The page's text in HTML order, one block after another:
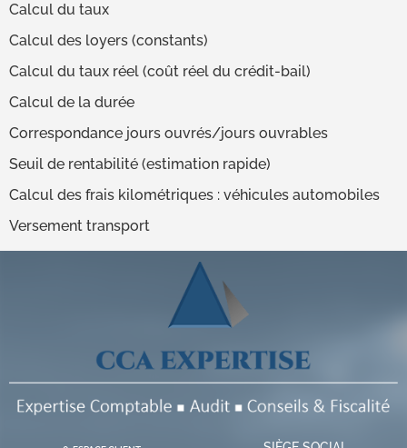
Calcul du taux
Calcul des loyers (constants)
Calcul du taux réel (coût réel du crédit-bail)
Calcul de la durée
Correspondance jours ouvrés/jours ouvrables
Seuil de rentabilité (estimation rapide)
Calcul des frais kilométriques : véhicules automobiles
Versement transport